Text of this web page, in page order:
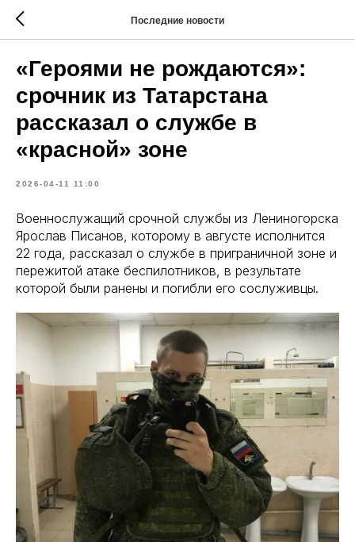
Последние новости
«Героями не рождаются»:
срочник из Татарстана
рассказал о службе в
«красной» зоне
2026-04-11 11:00
Военнослужащий срочной службы из Лениногорска
Ярослав Писанов, которому в августе исполнится
22 года, рассказал о службе в приграничной зоне и
пережитой атаке беспилотников, в результате
которой были ранены и погибли его сослуживцы.